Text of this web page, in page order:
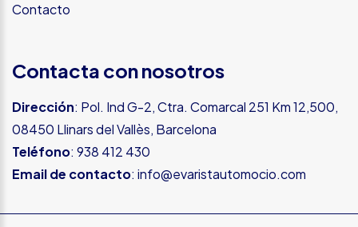
Contacto
Contacta con nosotros
Dirección: Pol. Ind G-2, Ctra. Comarcal 251 Km 12,500,
08450 Llinars del Vallès, Barcelona
Teléfono: 938 412 430
Email de contacto: info@evaristautomocio.com